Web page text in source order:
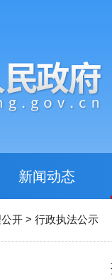
新闻动态
开 > 行政执法公示